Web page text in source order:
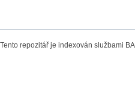
Tento repozitář je indexován službami